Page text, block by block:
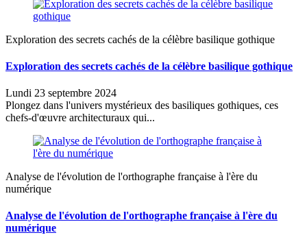
Exploration des secrets cachés de la célèbre basilique gothique
Exploration des secrets cachés de la célèbre basilique gothique
Lundi 23 septembre 2024
Plongez dans l'univers mystérieux des basiliques gothiques, ces
chefs-d'œuvre architecturaux qui...
Analyse de l'évolution de l'orthographe française à l'ère du
numérique
Analyse de l'évolution de l'orthographe française à l'ère du
numérique